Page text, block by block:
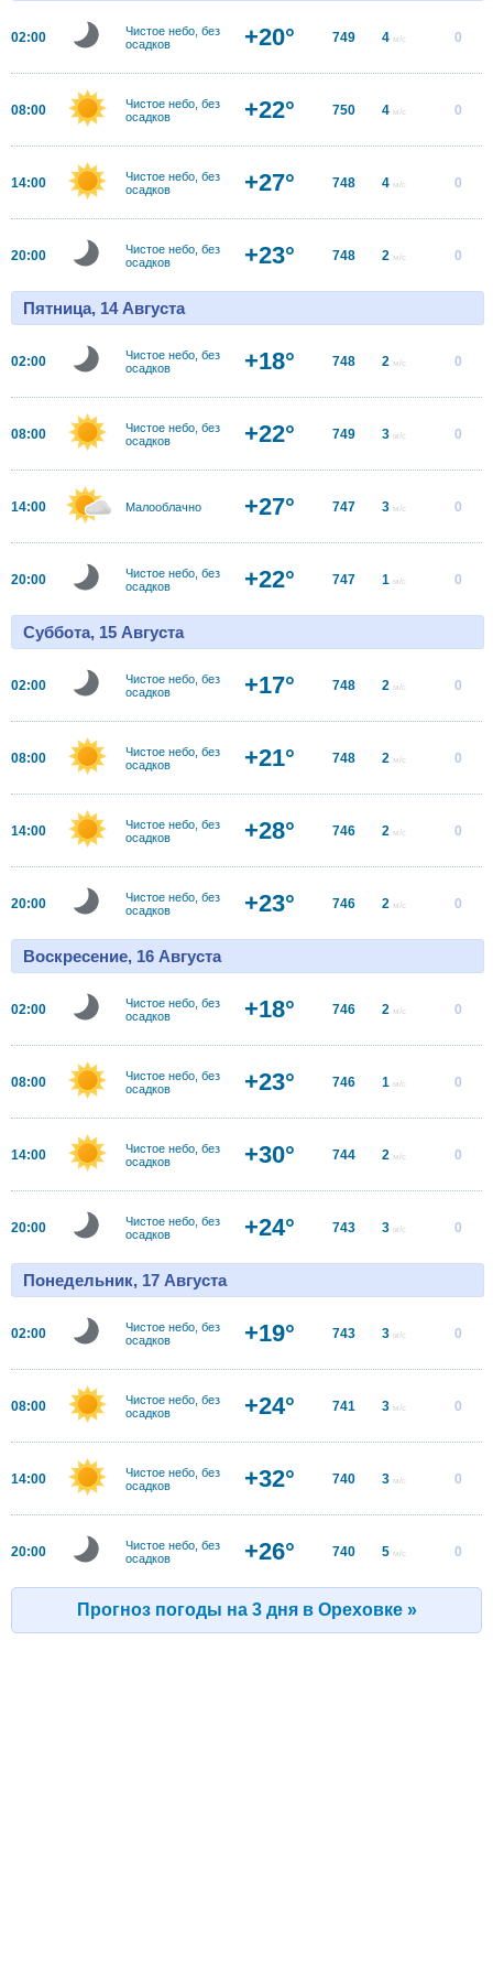
02:00
Чистое небо, без
осадков
+20° 749 4 м/с 0
08:00
Чистое небо, без
осадков
+22° 750 4 м/с 0
14:00
Чистое небо, без
осадков
+27° 748 4 м/с 0
20:00
Чистое небо, без
осадков
+23° 748 2 м/с 0
Пятница, 14 Августа
02:00
Чистое небо, без
осадков
+18° 748 2 м/с 0
08:00
Чистое небо, без
осадков
+22° 749 3 м/с 0
14:00 Малооблачно +27° 747 3 м/с 0
20:00
Чистое небо, без
осадков
+22° 747 1 м/с 0
Суббота, 15 Августа
02:00
Чистое небо, без
осадков
+17° 748 2 м/с 0
08:00
Чистое небо, без
осадков
+21° 748 2 м/с 0
14:00
Чистое небо, без
осадков
+28° 746 2 м/с 0
20:00
Чистое небо, без
осадков
+23° 746 2 м/с 0
Воскресение, 16 Августа
02:00
Чистое небо, без
осадков
+18° 746 2 м/с 0
08:00
Чистое небо, без
осадков
+23° 746 1 м/с 0
14:00
Чистое небо, без
осадков
+30° 744 2 м/с 0
20:00
Чистое небо, без
осадков
+24° 743 3 м/с 0
Понедельник, 17 Августа
02:00
Чистое небо, без
осадков
+19° 743 3 м/с 0
08:00
Чистое небо, без
осадков
+24° 741 3 м/с 0
14:00
Чистое небо, без
осадков
+32° 740 3 м/с 0
20:00
Чистое небо, без
осадков
+26° 740 5 м/с 0
Прогноз погоды на 3 дня в Ореховке »